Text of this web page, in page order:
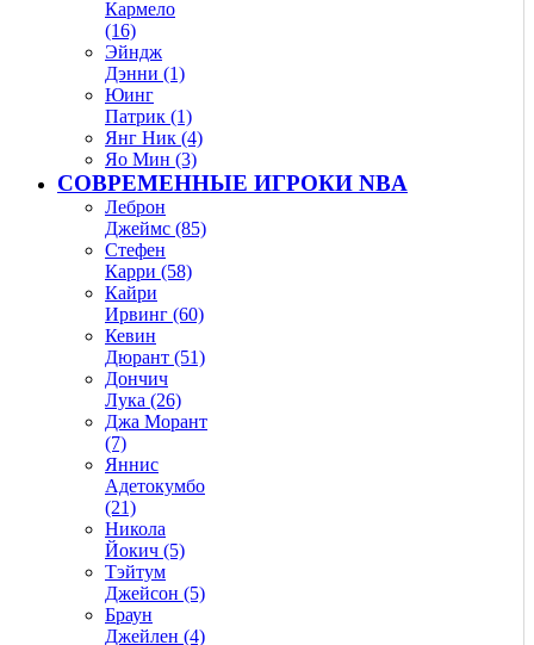
Кармело
(16)
Эйндж
Дэнни (1)
Юинг
Патрик (1)
Янг Ник (4)
Яо Мин (3)
СОВРЕМЕННЫЕ ИГРОКИ NBA
Леброн
Джеймс (85)
Стефен
Карри (58)
Кайри
Ирвинг (60)
Кевин
Дюрант (51)
Дончич
Лука (26)
Джа Морант
(7)
Яннис
Адетокумбо
(21)
Никола
Йокич (5)
Тэйтум
Джейсон (5)
Браун
Джейлен (4)